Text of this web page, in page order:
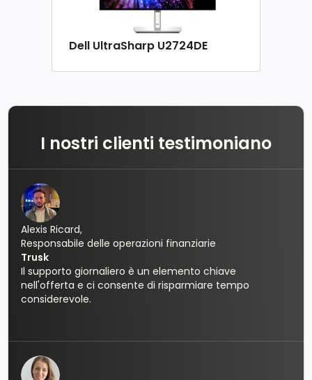
Dell UltraSharp U2724DE
I nostri clienti testimoniano
Alexis Ricard,
Responsabile delle operazioni finanziarie
Trusk
Il supporto giornaliero è un elemento chiave
nell'offerta e ci consente di risparmiare tempo
considerevole.